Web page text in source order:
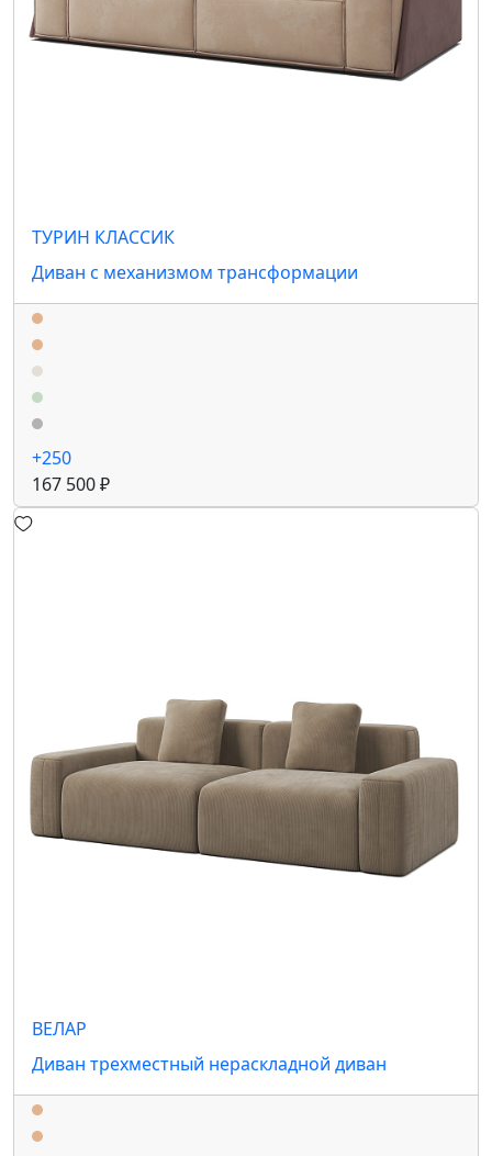
ТУРИН КЛАССИК
Диван с механизмом трансформации
+250
167 500 ₽
ВЕЛАР
Диван трехместный нераскладной диван